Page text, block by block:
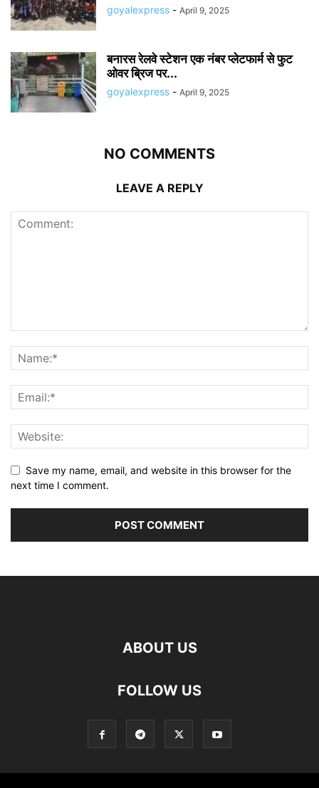
goyalexpress - April 9, 2025
बनारस रेलवे स्टेशन एक नंबर प्लेटफार्म से फुट
ओवर ब्रिज पर...
goyalexpress - April 9, 2025
NO COMMENTS
LEAVE A REPLY
Save my name, email, and website in this browser for the
next time I comment.
ABOUT US
FOLLOW US